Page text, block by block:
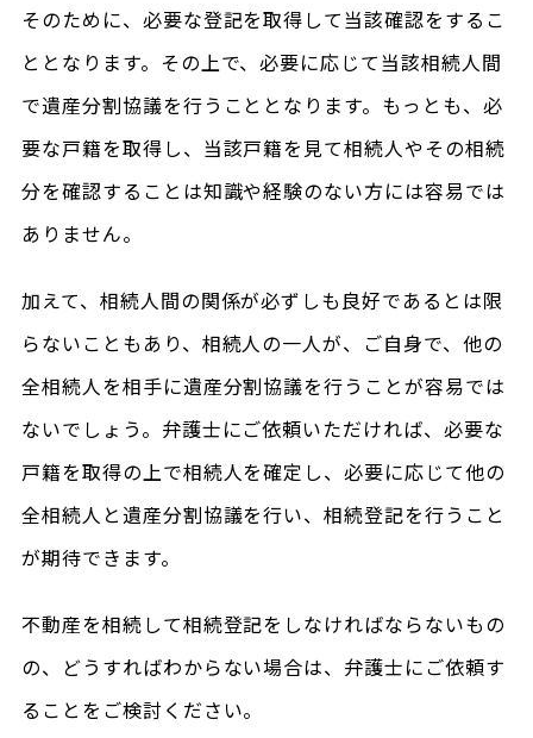
そのために、必要な登記を取得して当該確認をするこ
ととなります。その上で、必要に応じて当該相続人間
で遺産分割協議を行うこととなります。もっとも、必
要な戸籍を取得し、当該戸籍を見て相続人やその相続
分を確認することは知識や経験のない方には容易では
ありません。
加えて、相続人間の関係が必ずしも良好であるとは限
らないこともあり、相続人の一人が、ご自身で、他の
全相続人を相手に遺産分割協議を行うことが容易では
ないでしょう。弁護士にご依頼いただければ、必要な
戸籍を取得の上で相続人を確定し、必要に応じて他の
全相続人と遺産分割協議を行い、相続登記を行うこと
が期待できます。
不動産を相続して相続登記をしなければならないもの
の、どうすればわからない場合は、弁護士にご依頼す
ることをご検討ください。